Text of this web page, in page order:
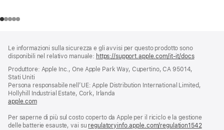
di
pagina
a
piè
di
pagina
Le informazioni sulla sicurezza e gli avvisi per questo prodotto sono
disponibili nel relativo manuale: https://support.apple.com/it-it/docs(si
finestra)
Produttore: Apple Inc., One Apple Park Way, Cupertino, CA 95014,
Stati Uniti
Persona responsabile nell’UE: Apple Distribution International Limited,
Hollyhill Industrial Estate, Cork, Irlanda
apple.com(si
una
nuova
Per saperne di più sul costo coperto da Apple per il riciclo e la gestione
delle batterie esauste, vai su regulatoryinfo.apple.com/regulation1542(si